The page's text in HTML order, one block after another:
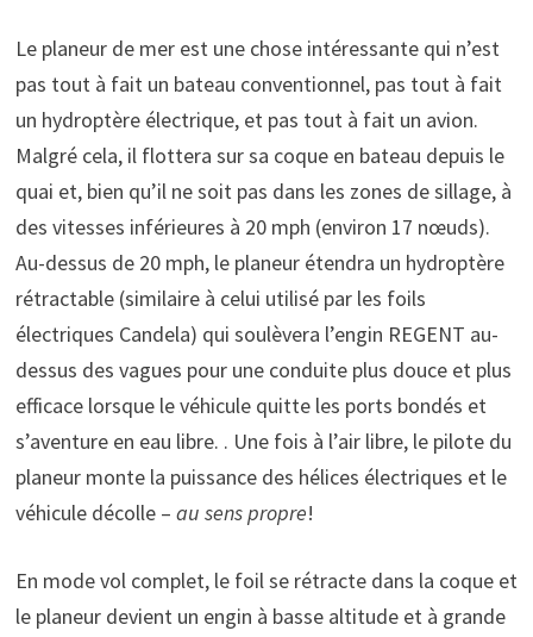
Le planeur de mer est une chose intéressante qui n’est
pas tout à fait un bateau conventionnel, pas tout à fait
un hydroptère électrique, et pas tout à fait un avion.
Malgré cela, il flottera sur sa coque en bateau depuis le
quai et, bien qu’il ne soit pas dans les zones de sillage, à
des vitesses inférieures à 20 mph (environ 17 nœuds).
Au-dessus de 20 mph, le planeur étendra un hydroptère
rétractable (similaire à celui utilisé par les foils
électriques Candela) qui soulèvera l’engin REGENT au-
dessus des vagues pour une conduite plus douce et plus
efficace lorsque le véhicule quitte les ports bondés et
s’aventure en eau libre. . Une fois à l’air libre, le pilote du
planeur monte la puissance des hélices électriques et le
véhicule décolle – au sens propre!
En mode vol complet, le foil se rétracte dans la coque et
le planeur devient un engin à basse altitude et à grande